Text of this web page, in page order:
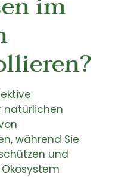
natürlichen
während Sie
und